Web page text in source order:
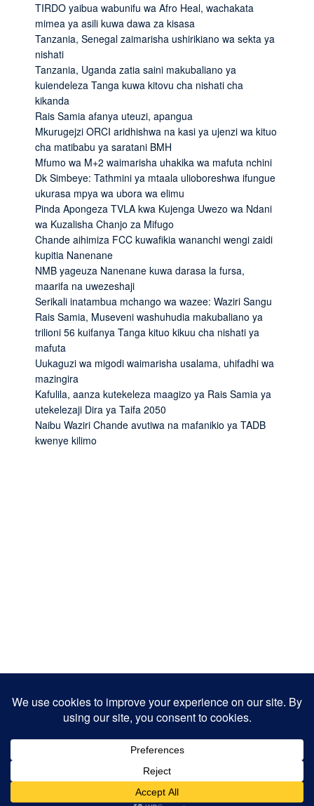
TIRDO yaibua wabunifu wa Afro Heal, wachakata
mimea ya asili kuwa dawa za kisasa
Tanzania, Senegal zaimarisha ushirikiano wa sekta ya
nishati
Tanzania, Uganda zatia saini makubaliano ya
kuiendeleza Tanga kuwa kitovu cha nishati cha
kikanda
Rais Samia afanya uteuzi, apangua
Mkurugejzi ORCI aridhishwa na kasi ya ujenzi wa kituo
cha matibabu ya saratani BMH
Mfumo wa M+2 waimarisha uhakika wa mafuta nchini
Dk Simbeye: Tathmini ya mtaala ulioboreshwa ifungue
ukurasa mpya wa ubora wa elimu
Pinda Apongeza TVLA kwa Kujenga Uwezo wa Ndani
wa Kuzalisha Chanjo za Mifugo
Chande aihimiza FCC kuwafikia wananchi wengi zaidi
kupitia Nanenane
NMB yageuza Nanenane kuwa darasa la fursa,
maarifa na uwezeshaji
Serikali inatambua mchango wa wazee: Waziri Sangu
Rais Samia, Museveni washuhudia makubaliano ya
trilioni 56 kuifanya Tanga kituo kikuu cha nishati ya
mafuta
Uukaguzi wa migodi waimarisha usalama, uhifadhi wa
mazingira
Kafulila, aanza kutekeleza maagizo ya Rais Samia ya
utekelezaji Dira ya Taifa 2050
Naibu Waziri Chande avutiwa na mafanikio ya TADB
kwenye kilimo
Designed by